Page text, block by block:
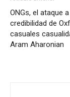
ONGs, el ataque
credibilidad de
casuales
Aram Aharonian